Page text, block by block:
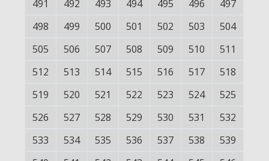
491 492 493 494 495 496
497
498
499 500 501 502 503
504
505
506 507 508 509 510
511
512
513 514 515 516 517
518
519
520 521 522 523 524
525
526
527 528 529 530 531
532
533
534 535 536 537 538
539